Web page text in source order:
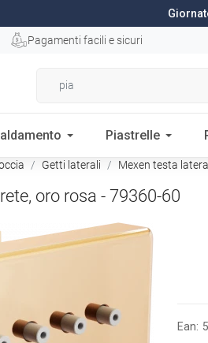
Pagamenti facili e sicuri
Piastrelle
Getti laterali Mexen testa
oro rosa - 79360-60
Ean: